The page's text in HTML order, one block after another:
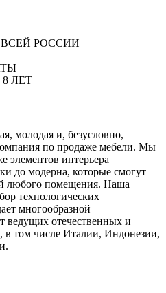
РОССИИ
ЛЕТ
молодая и, безусловно,
по продаже мебели. Мы
элементов интерьера
до модерна, которые смогут
любого помещения. Наша
технологических
многообразной
ведущих отечественных и
в том числе Италии, Индонезии,